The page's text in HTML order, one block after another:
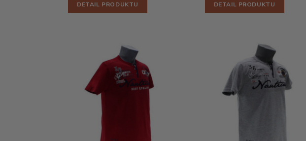
DETAIL PRODUKTU DETAIL PRODUKTU